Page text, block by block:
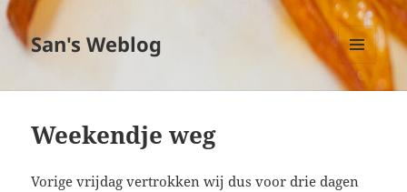
San's Weblog
MENU
EN
Weekendje weg
Vorige vrijdag vertrokken wij dus voor drie dagen